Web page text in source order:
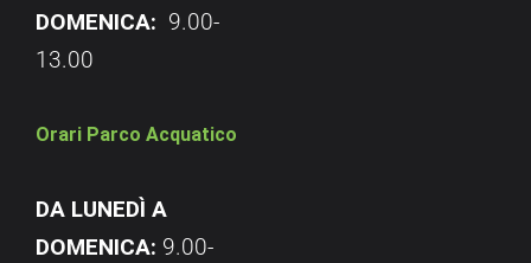
DOMENICA: 9.00-
13.00
Orari Parco Acquatico
DA LUNEDÌ A
DOMENICA: 9.00-